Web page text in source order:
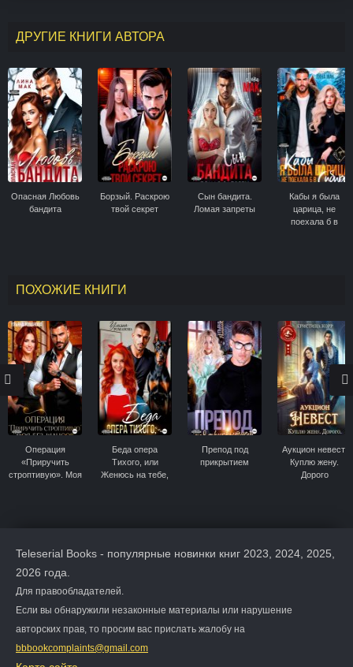
ДРУГИЕ КНИГИ АВТОРА
Опасная Любовь
бандита
Борзый. Раскрою
твой секрет
Сын бандита.
Ломая запреты
Кабы я была
царица, не
поехала б в
ПОХОЖИЕ КНИГИ
Операция
«Приручить
строптивую». Моя
Беда опера
Тихого, или
Женюсь на тебе,
Препод под
прикрытием
Аукцион невест.
Куплю жену.
Дорого
Teleserial Books - популярные новинки книг 2023, 2024, 2025,
2026 года.
Для правообладателей.
Если вы обнаружили незаконные материалы или нарушение
авторских прав, то просим вас прислать жалобу на
bbbookcomplaints@gmail.com